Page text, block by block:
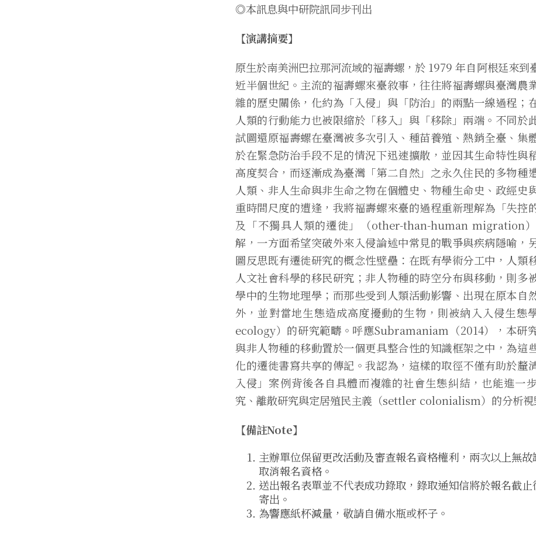
◎本訊息與中研院訊同步刊出
【演講摘要】
原生於南美洲巴拉那河流域的福壽螺，於 1979 年自阿根廷來到
近半個世紀。主流的福壽螺來臺敘事，往往將福壽螺與臺灣農
雜的歷史關係，化約為「入侵」與「防治」的兩點一線過程；
人類的行動能力也被限縮於「移入」與「移除」兩端。不同於
試圖還原福壽螺在臺灣被多次引入、種苗養殖、熱銷全臺、集
於在緊急防治手段不足的情況下迅速擴散，並因其生命特性與
高度契合，而逐漸成為臺灣「第二自然」之永久住民的多物種
人類、非人生命與非生命之物在個體史、物種生命史、政經史
重時間尺度的遭逢，我將福壽螺來臺的過程重新理解為「失控
及「不獨具人類的遷徙」（other-than-human migration
解，一方面希望突破外來入侵論述中常見的戰爭與疾病隱喻，
圖反思既有遷徙研究的概念性壁壘：在既有學術分工中，人類
人文社會科學的移民研究；非人物種的時空分布與移動，則多
學中的生物地理學；而那些受到人類活動影響、出現在原本自
外，並對當地生態造成高度擾動的生物，則被納入入侵生態
ecology）的研究範疇。呼應Subramaniam（2014），本研
與非人物種的移動置於一個更具整合性的知識框架之中，為這
化的遷徙書寫共享的傳記。我認為，這樣的取徑不僅有助於釐
入侵」案例背後各自具體而複雜的社會生態糾結，也能進一
究、離散研究與定居殖民主義（settler colonialism）的分析視
【備註Note】
主辦單位保留更改活動及審查報名資格權利，兩次以上無
取消報名資格。
送出報名表單並不代表成功錄取，錄取通知信將於報名截
寄出。
為響應紙杯減量，敬請自備水瓶或杯子。